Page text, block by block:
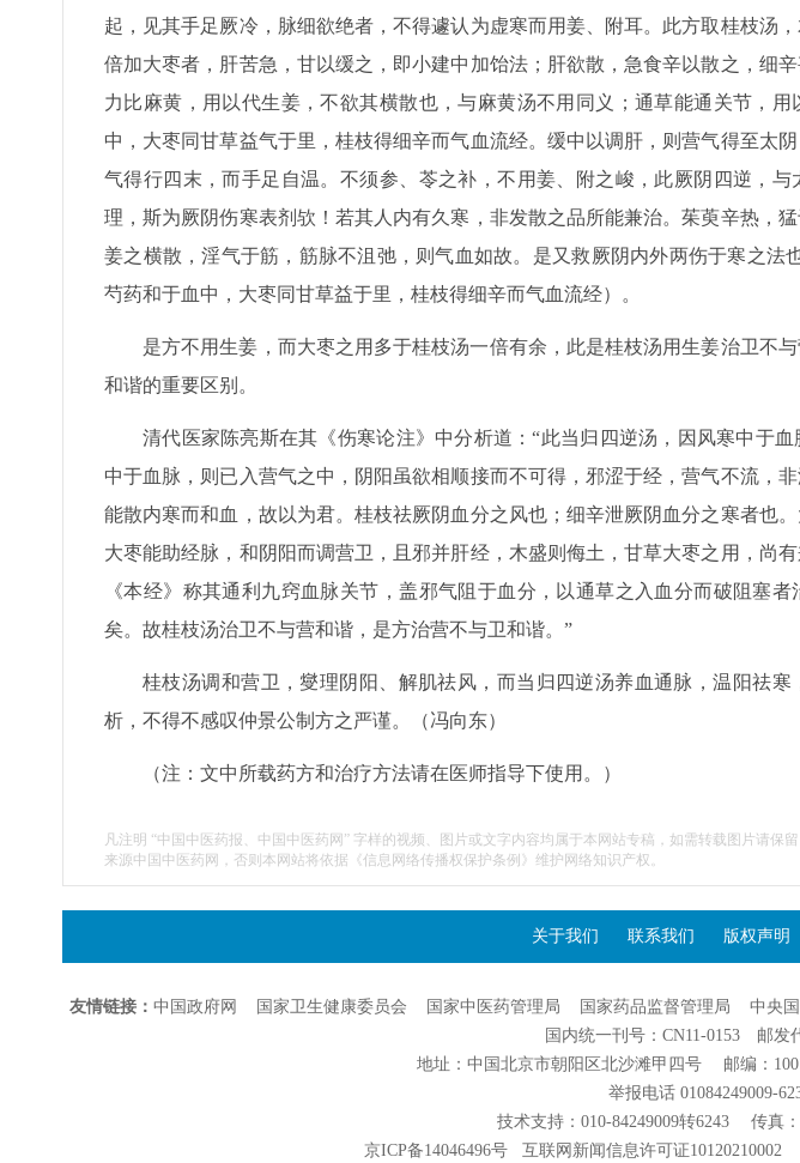
起，见其手足厥冷，脉细欲绝者，不得遽认为虚寒而用姜、附耳。此方取桂枝汤
倍加大枣者，肝苦急，甘以缓之，即小建中加饴法；肝欲散，急食辛以散之，细
力比麻黄，用以代生姜，不欲其横散也，与麻黄汤不用同义；通草能通关节，
中，大枣同甘草益气于里，桂枝得细辛而气血流经。缓中以调肝，则营气得至太
气得行四末，而手足自温。不须参、苓之补，不用姜、附之峻，此厥阴四逆，
理，斯为厥阴伤寒表剂欤！若其人内有久寒，非发散之品所能兼治。茱萸辛热，
姜之横散，淫气于筋，筋脉不沮弛，则气血如故。是又救厥阴内外两伤于寒之法
芍药和于血中，大枣同甘草益于里，桂枝得细辛而气血流经）。
是方不用生姜，而大枣之用多于桂枝汤一倍有余，此是桂枝汤用生姜治卫不
和谐的重要区别。
清代医家陈亮斯在其《伤寒论注》中分析道：“此当归四逆汤，因风寒中于
中于血脉，则已入营气之中，阴阳虽欲相顺接而不可得，邪涩于经，营气不流，
能散内寒而和血，故以为君。桂枝祛厥阴血分之风也；细辛泄厥阴血分之寒者也
大枣能助经脉，和阴阳而调营卫，且邪并肝经，木盛则侮土，甘草大枣之用，尚
《本经》称其通利九窍血脉关节，盖邪气阻于血分，以通草之入血分而破阻塞
矣。故桂枝汤治卫不与营和谐，是方治营不与卫和谐。”
桂枝汤调和营卫，燮理阴阳、解肌祛风，而当归四逆汤养血通脉，温阳祛
析，不得不感叹仲景公制方之严谨。（冯向东）
（注：文中所载药方和治疗方法请在医师指导下使用。）
凡注明 “中国中医药报、中国中医药网” 字样的视频、图片或文字内容均属于本网站专稿，如需转载图片请保
来源中国中医药网，否则本网站将依据《信息网络传播权保护条例》维护网络知识产权。
关于我们 联系我们 版权声明
友情链接： 中国政府网 国家卫生健康委员会 国家中医药管理局 国家药品监督管理局 中央
国内统一刊号：CN11-0153 邮发
地址：中国北京市朝阳区北沙滩甲四号 邮编：
举报电话 01084249009-
技术支持：010-84249009转6243 传真
京ICP备14046496号
互联网新闻信息许可证10120210002